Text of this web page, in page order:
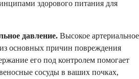
здорового питания для
давление. Высокое артериальное
основных причин повреждения
его под контролем помогает
сосуды в ваших почках,